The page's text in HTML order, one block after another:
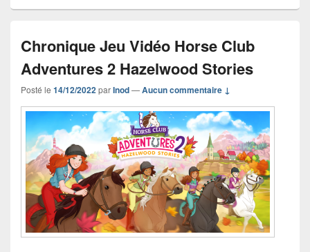
Chronique Jeu Vidéo Horse Club
Adventures 2 Hazelwood Stories
Posté le 14/12/2022parInod—Aucun commentaire ↓